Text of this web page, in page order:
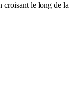
croisant le long de la